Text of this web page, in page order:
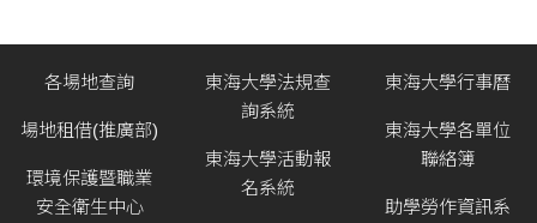
各場地查詢
場地租借(推廣部)
環境保護暨職業
安全衛生中心
東海大學法規查
詢系統
東海大學活動報
名系統
東海大學行事曆
東海大學各單位
聯絡簿
助學勞作資訊系